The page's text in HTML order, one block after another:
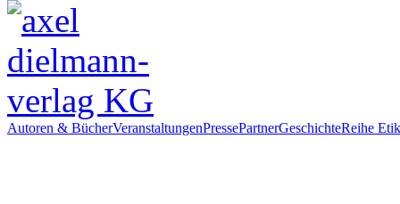
Autoren & BücherVeranstaltungenPressePartnerGeschichteReihe